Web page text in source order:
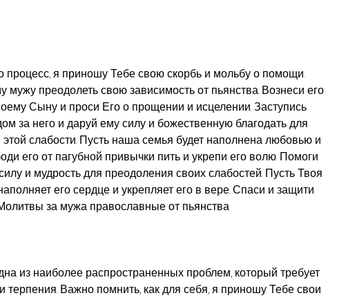
процесс, я приношу Тебе свою скорбь и мольбу о помощи.
мужу преодолеть свою зависимость от пьянства. Вознеси его
Сыну и проси Его о прощении и исцелении. Заступись
за него и даруй ему силу и божественную благодать для
слабости. Пусть наша семья будет наполнена любовью и
его от пагубной привычки пить и укрепи его волю. Помоги
и мудрость для преодоления своих слабостей. Пусть Твоя
его сердце и укрепляет его в вере. Спаси и защити
за мужа православные от пьянства
из наиболее распространенных проблем, который требует
терпения. Важно помнить, как для себя, я приношу Тебе свои